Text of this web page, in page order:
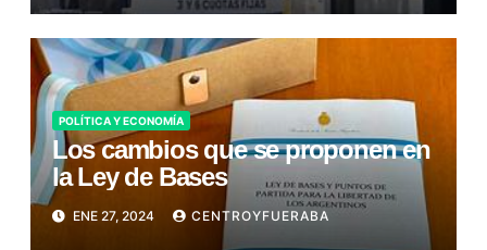
POLÍTICA Y ECONOMÍA
Los cambios que se proponen en
la Ley de Bases
ENE 27, 2024 CENTROYFUERABA